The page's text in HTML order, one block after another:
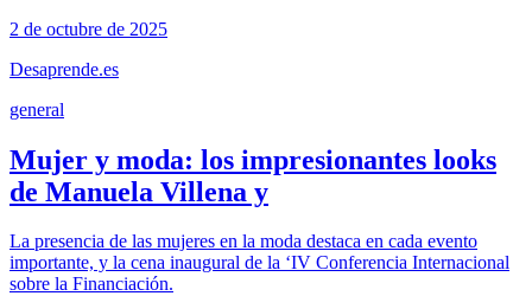
2 de octubre de 2025
Desaprende.es
general
Mujer y moda: los impresionantes looks
de Manuela Villena y
La presencia de las mujeres en la moda destaca en cada evento
importante, y la cena inaugural de la ‘IV Conferencia Internacional
sobre la Financiación.